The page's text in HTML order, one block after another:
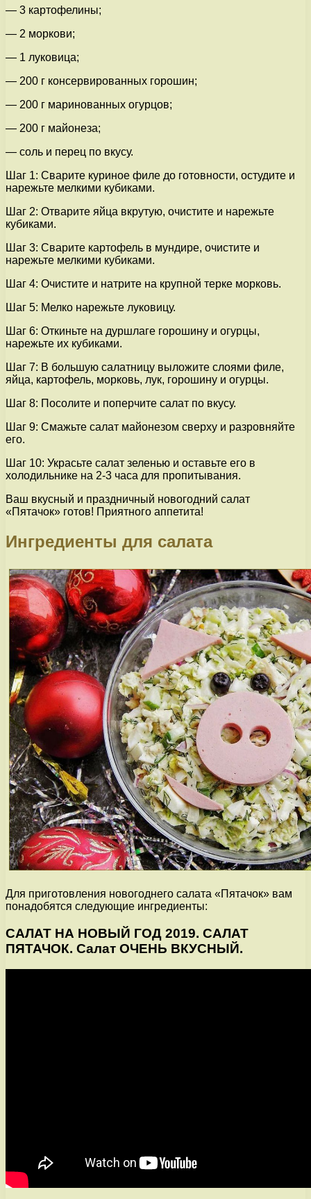
— 3 картофелины;
— 2 моркови;
— 1 луковица;
— 200 г консервированных горошин;
— 200 г маринованных огурцов;
— 200 г майонеза;
— соль и перец по вкусу.
Шаг 1: Сварите куриное филе до готовности, остудите и
нарежьте мелкими кубиками.
Шаг 2: Отварите яйца вкрутую, очистите и нарежьте
кубиками.
Шаг 3: Сварите картофель в мундире, очистите и
нарежьте мелкими кубиками.
Шаг 4: Очистите и натрите на крупной терке морковь.
Шаг 5: Мелко нарежьте луковицу.
Шаг 6: Откиньте на дуршлаге горошину и огурцы,
нарежьте их кубиками.
Шаг 7: В большую салатницу выложите слоями филе,
яйца, картофель, морковь, лук, горошину и огурцы.
Шаг 8: Посолите и поперчите салат по вкусу.
Шаг 9: Смажьте салат майонезом сверху и разровняйте
его.
Шаг 10: Украсьте салат зеленью и оставьте его в
холодильнике на 2-3 часа для пропитывания.
Ваш вкусный и праздничный новогодний салат
«Пятачок» готов! Приятного аппетита!
Ингредиенты для салата
Для приготовления новогоднего салата «Пятачок» вам
понадобятся следующие ингредиенты:
САЛАТ НА НОВЫЙ ГОД 2019. САЛАТ
ПЯТАЧОК. Салат ОЧЕНЬ ВКУСНЫЙ.